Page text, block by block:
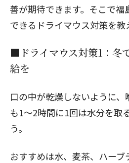
善が期待できます。そこで福
できるドライマウス対策を教
■ドライマウス対策1：冬
給を
口の中が乾燥しないように、
も1～2時間に1回は水分を取
う。
おすすめは水、麦茶、ハー